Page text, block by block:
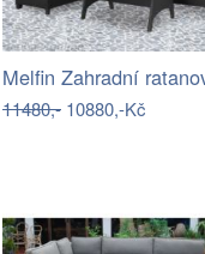
11480,- 10880,-Kč